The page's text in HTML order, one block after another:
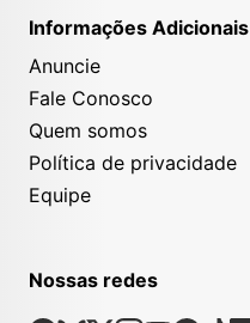
Informações Adicionais
Anuncie
Fale Conosco
Quem somos
Política de privacidade
Equipe
Nossas redes